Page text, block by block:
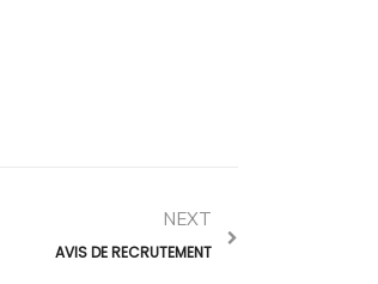
NEXT
AVIS DE RECRUTEMENT